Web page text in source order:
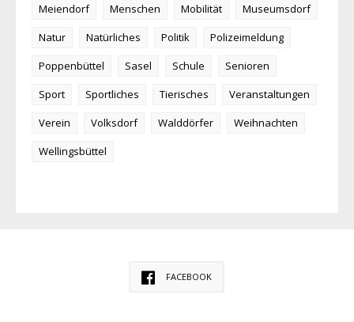
Meiendorf
Menschen Mobilität
Museumsdorf
Natur
Natürliches Politik
Polizeimeldung
Poppenbüttel
Sasel Schule
Senioren
Sport
Sportliches Tierisches
Veranstaltungen
Verein
Volksdorf Walddörfer
Weihnachten
Wellingsbüttel
FACEBOOK